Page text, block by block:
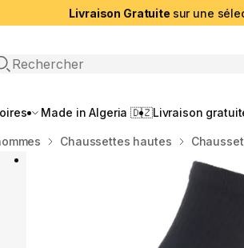
Livraison Gratuite sur une
ouverte
Made in Algeria 🇩🇿Livraison
Chaussettes hautes